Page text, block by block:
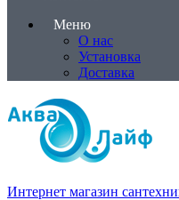
Меню
О нас
Установка
Доставка
Интернет магазин